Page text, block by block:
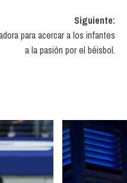
Siguiente:
para acercar a los infantes
a la pasión por el béisbol.